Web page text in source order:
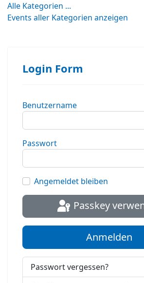
Alle Kategorien ...
Events aller Kategorien anzeigen
Login Form
Benutzername
Passwort
Angemeldet bleiben
Passkey
Anmelden
Passwort vergessen?